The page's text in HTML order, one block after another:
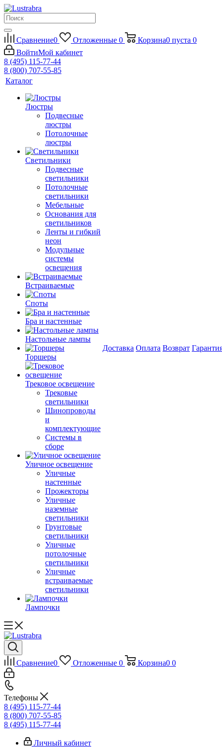
Сравнение0 Отложенные 0 Корзина0 пуста 0
ВойтиМой кабинет
8 (495) 115-77-44
8 (800) 707-55-85
Каталог
Люстры
Подвесные
люстры
Потолочные
люстры
Светильники
Подвесные
светильники
Потолочные
светильники
Мебельные
Основания для
светильников
Ленты и гибкий
неон
Модульные
системы
освещения
Встраиваемые
Споты
Бра и настенные
Настольные лампы
Торшеры
Трековое освещение
Трековые
светильники
Шинопроводы
и
комплектующие
Системы в
сборе
Уличное освещение
Уличные
настенные
Прожекторы
Уличные
наземные
светильники
Грунтовые
светильники
Уличные
потолочные
светильники
Уличные
встраиваемые
светильники
Лампочки
Доставка Оплата Возврат
Сравнение0 Отложенные 0 Корзина0 0
Телефоны
8 (495) 115-77-44
8 (800) 707-55-85
8 (495) 115-77-44
Личный кабинет